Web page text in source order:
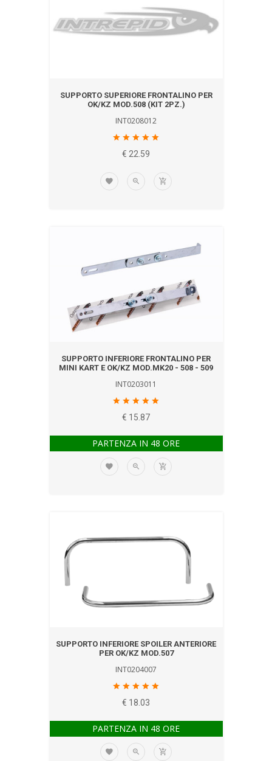
SUPPORTO SUPERIORE FRONTALINO PER
OK/KZ MOD.508 (KIT 2PZ.)
INT0208012
€ 22.59
SUPPORTO INFERIORE FRONTALINO PER
MINI KART E OK/KZ MOD.MK20 - 508 - 509
INT0203011
€ 15.87
PARTENZA IN 48 ORE
SUPPORTO INFERIORE SPOILER ANTERIORE
PER OK/KZ MOD.507
INT0204007
€ 18.03
PARTENZA IN 48 ORE